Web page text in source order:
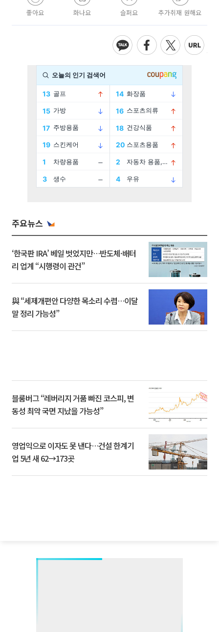
좋아요 화나요 슬퍼요 추가취재 원해요
주요뉴스
‘한국판 IRA’ 베일 벗었지만…반도체·배터
리 업계 “시행령이 관건”
與 “세제개편안 다양한 목소리 수렴…이달
말 정리 가능성”
블룸버그 “레버리지 거품 빠진 코스피, 변
동성 최악 국면 지났을 가능성”
영업익으로 이자도 못 낸다…건설 한계기
업 5년 새 62→173곳